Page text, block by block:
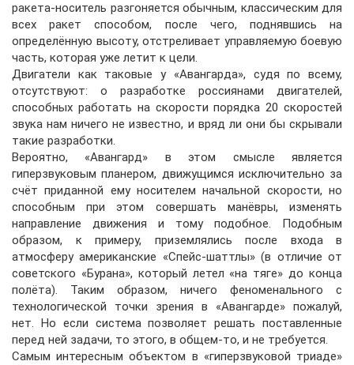
ракета-носитель разгоняется обычным, классическим для
всех ракет способом, после чего, поднявшись на
определённую высоту, отстреливает управляемую боевую
часть, которая уже летит к цели.
Двигатели как таковые у «Авангарда», судя по всему,
отсутствуют: о разработке россиянами двигателей,
способных работать на скорости порядка 20 скоростей
звука нам ничего не известно, и вряд ли они бы скрывали
такие разработки.
Вероятно, «Авангард» в этом смысле является
гиперзвуковым планером, движущимся исключительно за
счёт приданной ему носителем начальной скорости, но
способным при этом совершать манёвры, изменять
направление движения и тому подобное. Подобным
образом, к примеру, приземлялись после входа в
атмосферу американские «Спейс-шаттлы» (в отличие от
советского «Бурана», который летел «на тяге» до конца
полёта). Таким образом, ничего феноменального с
технологической точки зрения в «Авангарде» пожалуй,
нет. Но если система позволяет решать поставленные
перед ней задачи, то этого, в общем-то, и не требуется.
Самым интересным объектом в «гиперзвуковой триаде»